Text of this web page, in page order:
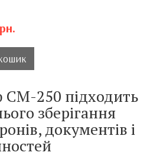
250 підходить
зберігання
документів і